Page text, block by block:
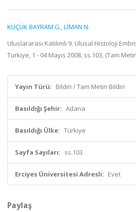
KÜÇÜK BAYRAM G.,LİMAN N.
Uluslararası Katılımlı 9. Ulusal Histoloji
Türkiye, 1 - 04 Mayıs 2008, ss.103, (Tam
Yayın Türü: Bildiri / Tam Metin Bildiri
Basıldığı Şehir: Adana
Basıldığı Ülke: Türkiye
Sayfa Sayıları: ss.103
Erciyes Üniversitesi Adresli: Evet
Paylaş